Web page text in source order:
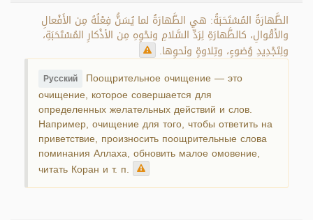
الطَّهارَةُ المُسْتَحَبَةُ: هي الطَّهارَةُ لما يُسَنُّ فِعْلُهُ مِن الأَفْعالِ
والأَقْوالِ، كالطَّهارَةِ لِرَدِّ السَّلامِ ونحْوِهِ مِن الأذْكارِ المُسْتَحَبَةِ،
ولِتَجْدِيدِ وُضوءٍ، وتِلاوةٍ ونَحوِها.
Русский Поощрительное очищение — это
очищение, которое совершается для
определенных желательных действий и слов.
Например, очищение для того, чтобы ответить на
приветствие, произносить поощрительные слова
поминания Аллаха, обновить малое омовение,
читать Коран и т. п.